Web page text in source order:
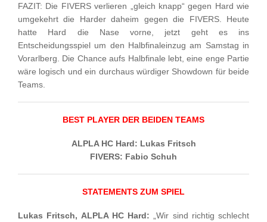
FAZIT: Die FIVERS verlieren „gleich knapp“ gegen Hard wie
umgekehrt die Harder daheim gegen die FIVERS. Heute
hatte Hard die Nase vorne, jetzt geht es ins
Entscheidungsspiel um den Halbfinaleinzug am Samstag in
Vorarlberg. Die Chance aufs Halbfinale lebt, eine enge Partie
wäre logisch und ein durchaus würdiger Showdown für beide
Teams.
BEST PLAYER DER BEIDEN TEAMS
ALPLA HC Hard: Lukas Fritsch
FIVERS: Fabio Schuh
STATEMENTS ZUM SPIEL
Lukas Fritsch, ALPLA HC Hard: „Wir sind richtig schlecht